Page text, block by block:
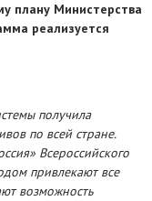
плану Министерства
реализуется
получила
по всей стране.
Всероссийского
привлекают все
возможность